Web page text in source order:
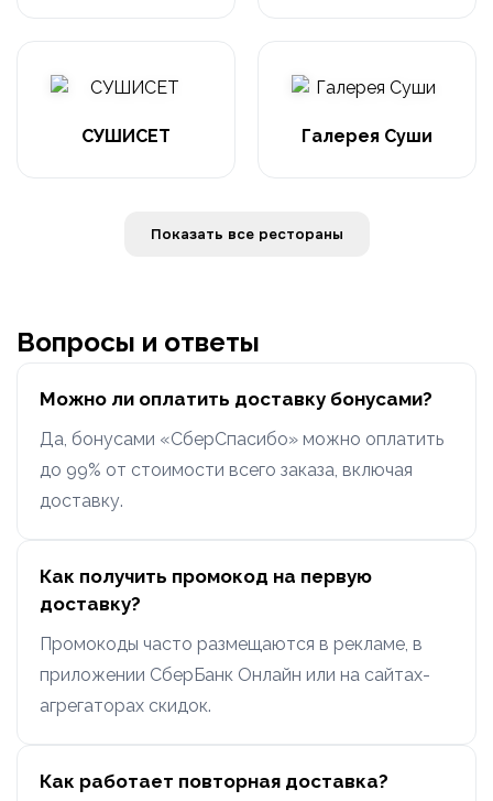
СУШИСЕТ Галерея Суши
Показать все рестораны
Вопросы и ответы
Можно ли оплатить доставку бонусами?
Да, бонусами «СберСпасибо» можно оплатить
до 99% от стоимости всего заказа, включая
доставку.
Как получить промокод на первую
доставку?
Промокоды часто размещаются в рекламе, в
приложении СберБанк Онлайн или на сайтах-
агрегаторах скидок.
Как работает повторная доставка?